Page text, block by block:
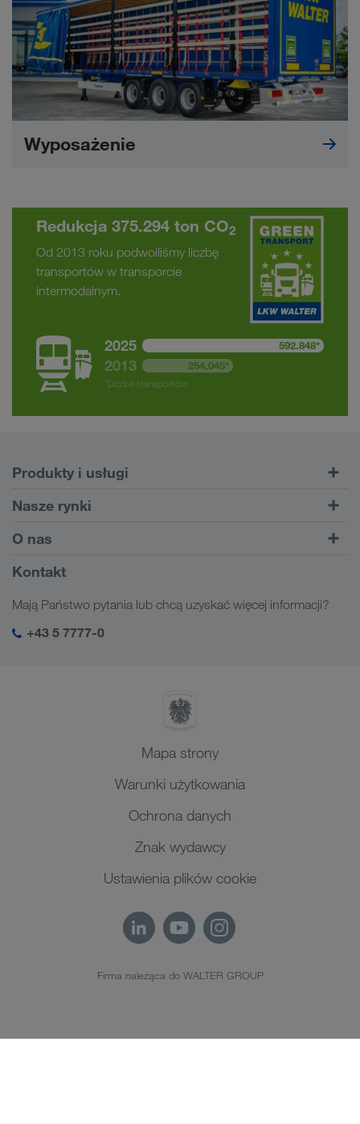
Wyposażenie
Redukcja 375.294 ton CO2
Od 2013 roku podwoiliśmy liczbę
transportów w transporcie
intermodalnym.
2025 592.848*
2013
254,045*
*Liczba transportów
Produkty i usługi
Transporty drogowe
Serwis dla klientów CONNECT
Cyfrowe rozwiązania
Rozwiązania branżowe
Nasze rynki
Europa
Kaukaz
Azja Środkowa
Bliski Wschód
O nas
Informacje o firmie
Odpowiedzialność społeczna
SHEQ-Management
Kontakt
Mają Państwo pytania lub chcą uzyskać więcej informacji?
+43 5 7777-0
Mapa strony
Warunki użytkowania
Ochrona danych
Znak wydawcy
Ustawienia plików cookie
Firma należąca do WALTER GROUP